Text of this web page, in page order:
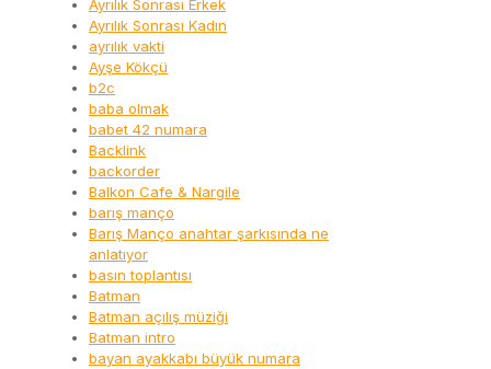
Ayrılık Sonrası Erkek
Ayrılık Sonrası Kadın
ayrılık vakti
Ayşe Kökçü
b2c
baba olmak
babet 42 numara
Backlink
backorder
Balkon Cafe & Nargile
barış manço
Barış Manço anahtar şarkısında ne
anlatıyor
basın toplantısı
Batman
Batman açılış müziği
Batman intro
bayan ayakkabı büyük numara